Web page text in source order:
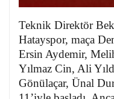
Teknik Direktör
Hatayspor, maça
Ersin Aydemir,
Yılmaz Cin, Ali
Gönülaçar, Ünal